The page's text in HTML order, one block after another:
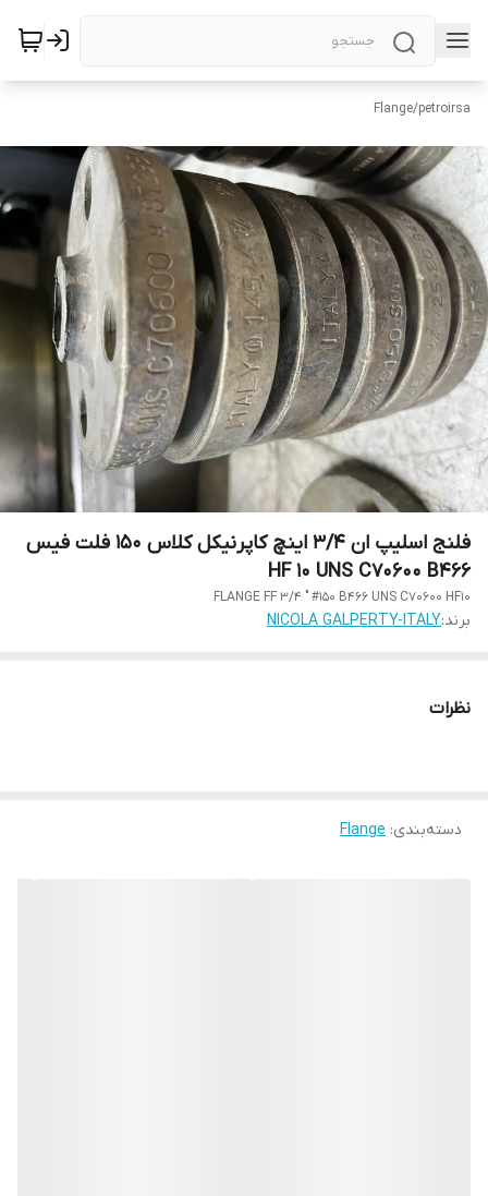
petroirsa
/
Flange
فلنج اسلیپ ان 3/4 اینچ کاپرنیکل کلاس 150 فلت فیس
HF 10 UNS C70600 B466
FLANGE FF 3/4 " #150 B466 UNS C70600 HF10
برند:NICOLA GALPERTY-ITALY
نظرات
دسته‌بندی:
Flange